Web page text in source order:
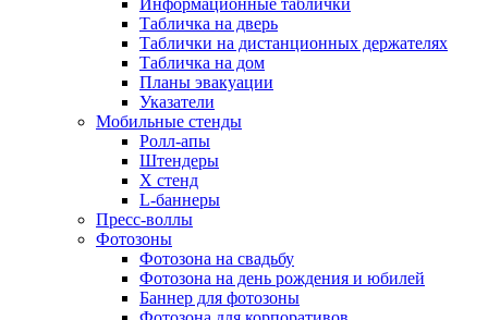
Информационные таблички
Табличка на дверь
Таблички на дистанционных держателях
Табличка на дом
Планы эвакуации
Указатели
Мобильные стенды
Ролл-апы
Штендеры
Х стенд
L-баннеры
Пресс-воллы
Фотозоны
Фотозона на свадьбу
Фотозона на день рождения и юбилей
Баннер для фотозоны